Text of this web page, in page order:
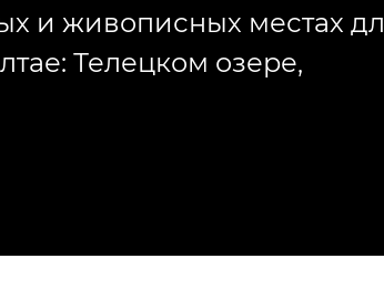
и живописных местах
Телецком озере,